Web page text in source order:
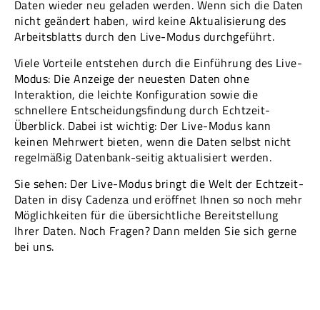
Daten wieder neu geladen werden. Wenn sich die Daten
nicht geändert haben, wird keine Aktualisierung des
Arbeitsblatts durch den Live-Modus durchgeführt.
Viele Vorteile entstehen durch die Einführung des Live-
Modus: Die Anzeige der neuesten Daten ohne
Interaktion, die leichte Konfiguration sowie die
schnellere Entscheidungsfindung durch Echtzeit-
Überblick. Dabei ist wichtig: Der Live-Modus kann
keinen Mehrwert bieten, wenn die Daten selbst nicht
regelmäßig Datenbank-seitig aktualisiert werden.
Sie sehen: Der Live-Modus bringt die Welt der Echtzeit-
Daten in disy Cadenza und eröffnet Ihnen so noch mehr
Möglichkeiten für die übersichtliche Bereitstellung
Ihrer Daten. Noch Fragen? Dann melden Sie sich gerne
bei uns.